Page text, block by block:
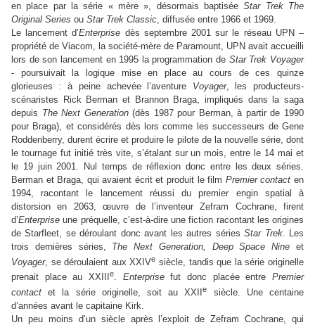
en place par la série « mère », désormais baptiséeStar Trek The
Original Series ou Star Trek Classic, diffusée entre 1966 et 1969.
Le lancement d’Enterprise dès septembre 2001 sur le réseau UPN –
propriété de Viacom, la société-mère de Paramount, UPN avait accueilli
lors de son lancement en 1995 la programmation de Star Trek Voyager
- poursuivait la logique mise en place au cours de ces quinze
glorieuses : à peine achevée l’aventure Voyager, les producteurs-
scénaristes Rick Berman et Brannon Braga, impliqués dans la saga
depuis The Next Generation(dès 1987 pour Berman, à partir de 1990
pour Braga), et considérés dès lors comme les successeurs de Gene
Roddenberry, durent écrire et produire le pilote de la nouvelle série, dont
le tournage fut initié très vite, s’étalant sur un mois, entre le 14 mai et
le 19 juin 2001. Nul temps de réflexion donc entre les deux séries.
Berman et Braga, qui avaient écrit et produit le film Premier contact en
1994, racontant le lancement réussi du premier engin spatial à
distorsion en 2063, œuvre de l’inventeur Zefram Cochrane, firent
d’Enterprise une préquelle, c’est-à-dire une fiction racontant les origines
de Starfleet, se déroulant donc avant les autres sériesStar Trek. Les
trois dernières séries, The Next Generation, Deep Space Nine et
Voyager, se déroulaient aux XXIVe siècle, tandis que la série originelle
prenait place au XXIII
e. Enterprisefut donc placée entrePremier
contact et la série originelle, soit au XXIIe
siècle. Une centaine
d’années avant le capitaine Kirk.
Un peu moins d’un siècle après l’exploit de Zefram Cochrane, qui